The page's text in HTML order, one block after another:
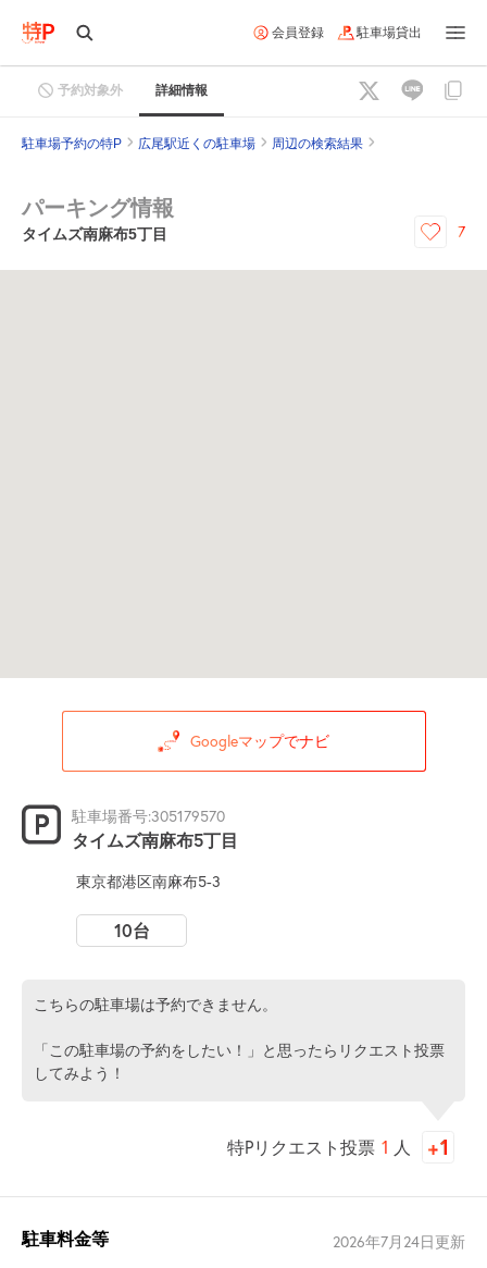
会員登録 駐車場貸出
予約対象外 詳細情報
駐車場予約の特P 広尾駅近くの駐車場 周辺の検索結果
パーキング情報
タイムズ南麻布5丁目 7
Googleマップでナビ
駐車場番号:305179570
タイムズ南麻布5丁目
東京都港区南麻布5-3
10台
こちらの駐車場は予約できません。
「この駐車場の予約をしたい！」と思ったらリクエスト投票
してみよう！
特Pリクエスト投票 1 人
駐車料金等 2026年7月24日更新